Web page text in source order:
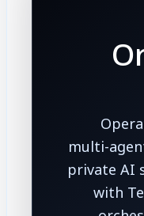
multi-
private AI
with